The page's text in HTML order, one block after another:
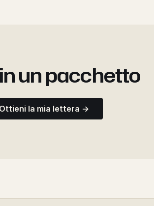
un pacchetto
Ottieni la mia lettera →